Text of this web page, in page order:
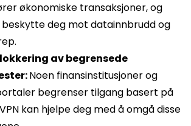
økonomiske transaksjoner, og
deg mot datainnbrudd og
av begrensede
Noen finansinstitusjoner og
begrenser tilgang basert på
kan hjelpe deg med å omgå disse